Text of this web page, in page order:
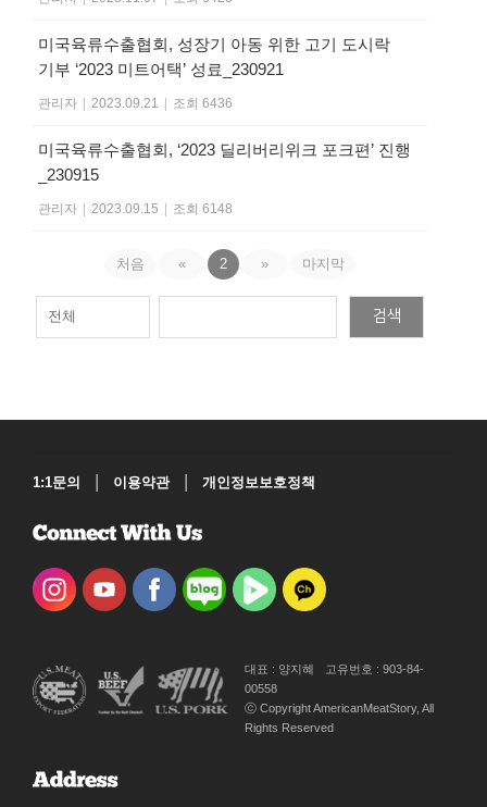
미국육류수출협회, 성장기 아동 위한 고기 도시락
기부 ‘2023 미트어택’ 성료_230921
관리자 | 2023.09.21 | 조회 6436
미국육류수출협회, ‘2023 딜리버리위크 포크편’ 진행
_230915
관리자 | 2023.09.15 | 조회 6148
처음 « 2 » 마지막
검색
1:1문의 | 이용약관 | 개인정보보호정책
대표 : 양지혜
고유번호 : 903-84-
00558
ⓒ Copyright AmericanMeatStory, All
Rights Reserved